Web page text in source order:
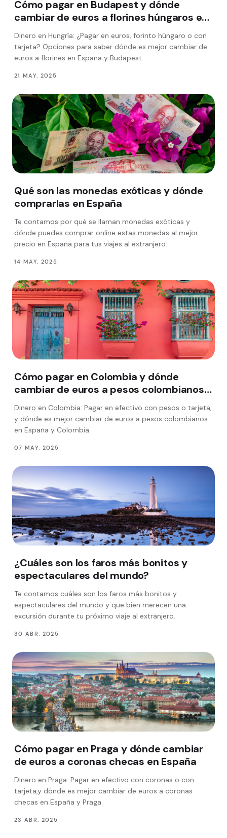
Cómo pagar en Budapest y dónde
cambiar de euros a florines húngaros en
España
Dinero en Hungría: ¿Pagar en euros, forinto húngaro o con
tarjeta? Opciones para saber dónde es mejor cambiar de
euros a florines en España y Budapest.
21 MAY. 2025
Qué son las monedas exóticas y dónde
comprarlas en España
Te contamos por qué se llaman monedas exóticas y
dónde puedes comprar online estas monedas al mejor
precio en España para tus viajes al extranjero.
14 MAY. 2025
Cómo pagar en Colombia y dónde
cambiar de euros a pesos colombianos
en España
Dinero en Colombia: Pagar en efectivo con pesos o tarjeta,
y dónde es mejor cambiar de euros a pesos colombianos
en España y Colombia.
07 MAY. 2025
¿Cuáles son los faros más bonitos y
espectaculares del mundo?
Te contamos cuáles son los faros más bonitos y
espectaculares del mundo y que bien merecen una
excursión durante tu próximo viaje al extranjero.
30 ABR. 2025
Cómo pagar en Praga y dónde cambiar
de euros a coronas checas en España
Dinero en Praga: Pagar en efectivo con coronas o con
tarjeta,y dónde es mejor cambiar de euros a coronas
checas en España y Praga.
23 ABR. 2025